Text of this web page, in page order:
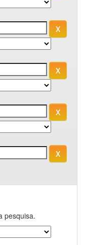
pesquisa.